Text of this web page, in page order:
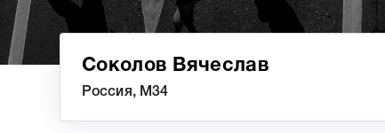
Соколов Вячеслав
Россия, М34